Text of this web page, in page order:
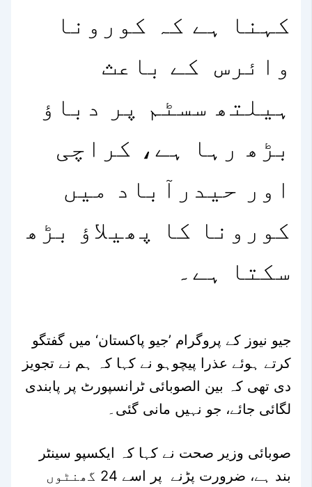
کہنا ہے کہ کورونا
وائرس کے باعث
ہیلتھ سسٹم پر دباؤ
بڑھ رہا ہے، کراچی
اور حیدرآباد میں
کورونا کا پھیلاؤ بڑھ
سکتا ہے۔
جیو نیوز کے پروگرام ’جیو پاکستان‘ میں گفتگو
کرتے ہوئے عذرا پیچوہو نے کہا کہ ہم نے تجویز
دی تھی کہ بین الصوبائی ٹرانسپورٹ پر پابندی
لگائی جائے، جو نہیں مانی گئی۔
صوبائی وزیر صحت نے کہا کہ ایکسپو سینٹر
بند ہے، ضرورت پڑنے پر اسے 24 گھنٹوں